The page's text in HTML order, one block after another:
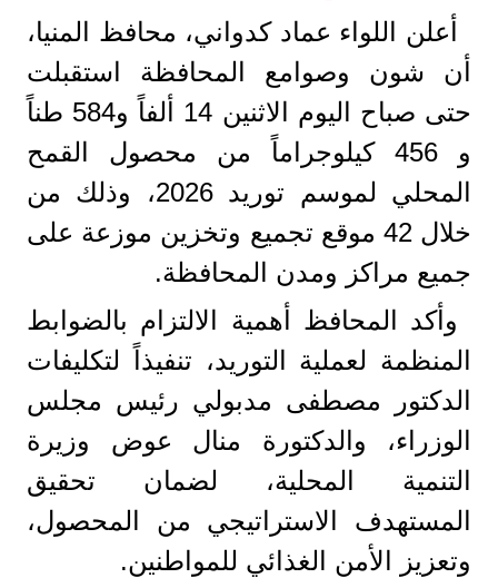
أعلن اللواء عماد كدواني، محافظ المنيا،
أن شون وصوامع المحافظة استقبلت
حتى صباح اليوم الاثنين 14 ألفاً و584 طناً
و 456 كيلوجراماً من محصول القمح
المحلي لموسم توريد 2026، وذلك من
خلال 42 موقع تجميع وتخزين موزعة على
جميع مراكز ومدن المحافظة.
وأكد المحافظ أهمية الالتزام بالضوابط
المنظمة لعملية التوريد، تنفيذاً لتكليفات
الدكتور مصطفى مدبولي رئيس مجلس
الوزراء، والدكتورة منال عوض وزيرة
التنمية المحلية، لضمان تحقيق
المستهدف الاستراتيجي من المحصول،
وتعزيز الأمن الغذائي للمواطنين.